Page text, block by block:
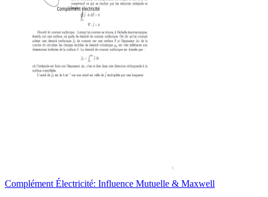
Complément Électricité: Influence Mutuelle & Maxwell